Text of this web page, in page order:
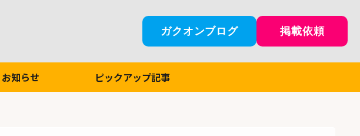
ガクオンブログ 掲載依頼
お知らせ ピックアップ記事